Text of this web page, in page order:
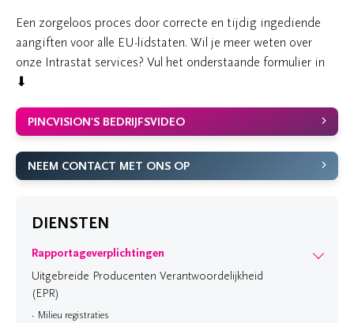
Een zorgeloos proces door correcte en tijdig ingediende
aangiften voor alle EU-lidstaten. Wil je meer weten over
onze Intrastat services? Vul het onderstaande formulier in
⬇
DIENSTEN
Rapportageverplichtingen
Uitgebreide Producenten Verantwoordelijkheid
(EPR)
Milieu registraties
PINCVISION'S BEDRIJFSVIDEO
NEEM CONTACT MET ONS OP